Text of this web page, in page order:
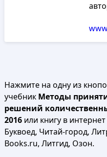
Нажмите на одну из
учебник Методы
решений
2016или книгу в
Буквоед, Читай-город,
Books.ru, Литгид, Озон.